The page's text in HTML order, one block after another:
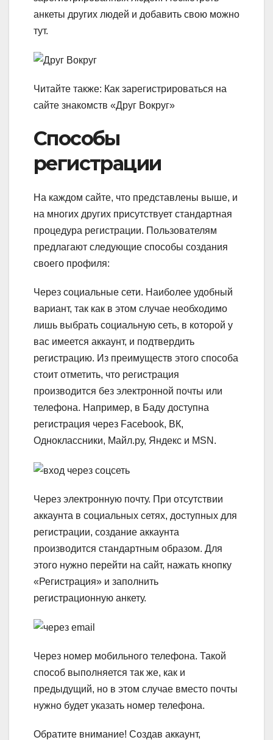
анкеты других людей и добавить свою можно
тут.
Читайте также: Как зарегистрироваться на
сайте знакомств «Друг Вокруг»
Способы
регистрации
На каждом сайте, что представлены выше, и
на многих других присутствует стандартная
процедура регистрации. Пользователям
предлагают следующие способы создания
своего профиля:
Через социальные сети. Наиболее удобный
вариант, так как в этом случае необходимо
лишь выбрать социальную сеть, в которой у
вас имеется аккаунт, и подтвердить
регистрацию. Из преимуществ этого способа
стоит отметить, что регистрация
производится без электронной почты или
телефона. Например, в Баду доступна
регистрация через Facebook, ВК,
Одноклассники, Майл.ру, Яндекс и MSN.
Через электронную почту. При отсутствии
аккаунта в социальных сетях, доступных для
регистрации, создание аккаунта
производится стандартным образом. Для
этого нужно перейти на сайт, нажать кнопку
«Регистрация» и заполнить
регистрационную анкету.
Через номер мобильного телефона. Такой
способ выполняется так же, как и
предыдущий, но в этом случае вместо почты
нужно будет указать номер телефона.
Обратите внимание! Создав аккаунт,